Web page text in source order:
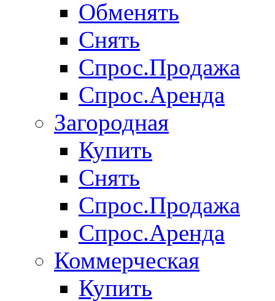
Обменять
Снять
Спрос.Продажа
Спрос.Аренда
Загородная
Купить
Снять
Спрос.Продажа
Спрос.Аренда
Коммерческая
Купить